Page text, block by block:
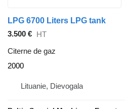
LPG 6700 Liters LPG tank
3.500 €
HT
Citerne de gaz
2000
Lituanie, Dievogala